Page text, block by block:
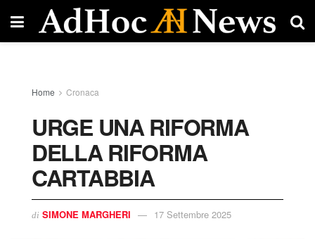
Home Cronaca
URGE UNA RIFORMA
DELLA RIFORMA
CARTABBIA
di SIMONE MARGHERI 17 Settembre 2025